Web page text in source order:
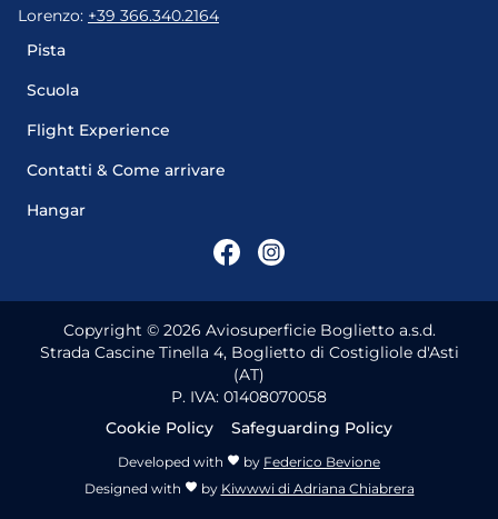
Lorenzo: +39 366.340.2164
Pista
Scuola
Flight Experience
Contatti & Come arrivare
Hangar
Copyright © 2026 Aviosuperficie Boglietto a.s.d.
Strada Cascine Tinella 4, Boglietto di Costigliole d'Asti
(AT)
P. IVA: 01408070058
Cookie Policy
Safeguarding Policy
Developed with by Federico Bevione
Designed with
by Kiwwwi di Adriana Chiabrera